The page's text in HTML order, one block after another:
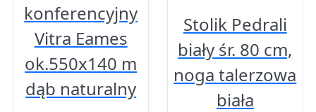
konferencyjny
Vitra Eames
ok.550x140 m
dąb naturalny
Stolik Pedrali
biały śr. 80 cm,
noga talerzowa
biała